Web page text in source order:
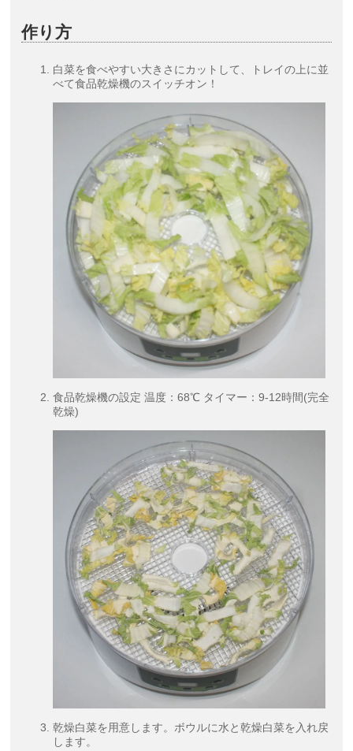
作り方
白菜を食べやすい大きさにカットして、トレイの上に並
べて食品乾燥機のスイッチオン！
食品乾燥機の設定 温度：68℃ タイマー：9-12時間(完全
乾燥)
乾燥白菜を用意します。ボウルに水と乾燥白菜を入れ戻
します。